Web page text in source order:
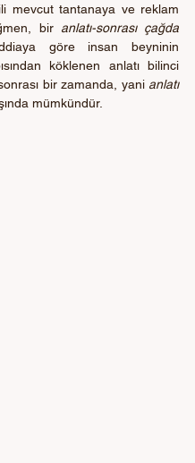
mevcut tantanaya ve reklam
bir
göre insan beyninin
köklenen anlatı bilinci
bir zamanda, yani anlatı
mümkündür.